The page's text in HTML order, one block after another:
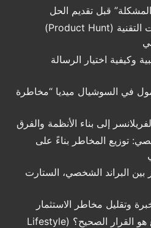
قبل تقديم الحل
منصات إطلاق المنتجات التقنية (Product Hunt)
وكيفية اختيار الرسالة
في السوشيال ميديا “مخاطرة
إلى بناء الأنظمة والفرق
توزيع المخاطر بناءً على
بين البراند الشخصي، الستارت
وتقليل مخاطر الاستثمار
متى يكون عدم التوسع هو القرار الصحيح؟ (Lifestyle